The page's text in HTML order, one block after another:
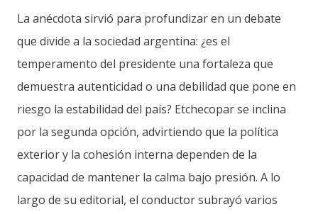
La anécdota sirvió para profundizar en un debate
que divide a la sociedad argentina: ¿es el
temperamento del presidente una fortaleza que
demuestra autenticidad o una debilidad que pone en
riesgo la estabilidad del país? Etchecopar se inclina
por la segunda opción, advirtiendo que la política
exterior y la cohesión interna dependen de la
capacidad de mantener la calma bajo presión. A lo
largo de su editorial, el conductor subrayó varios